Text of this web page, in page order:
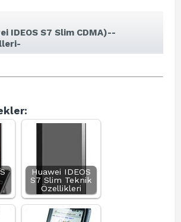
IDEOS S7 Slim CDMA)--
Huawei IDEOS
S7 Slim Teknik
Özellikleri